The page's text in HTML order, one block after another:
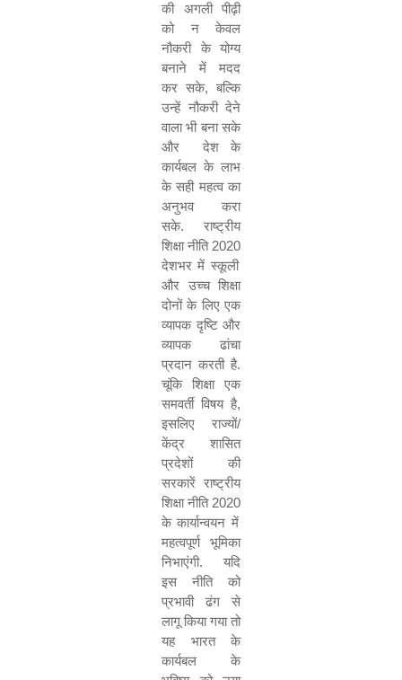
की अगली पीढ़ी
को न केवल
नौकरी के योग्य
बनाने में मदद
कर सके, बल्कि
उन्हें नौकरी देने
वाला भी बना सके
और
देश के
कार्यबल के लाभ
के सही महत्व का
अनुभव करा
सके. राष्ट्रीय
शिक्षा नीति 2020
देशभर में स्कूली
और उच्च शिक्षा
दोनों के लिए एक
व्यापक दृष्टि और
व्यापक ढांचा
प्रदान करती है.
चूंकि शिक्षा एक
समवर्ती विषय है,
इसलिए राज्यों/
केंद्र शासित
प्रदेशों की
सरकारें राष्ट्रीय
शिक्षा नीति 2020
के कार्यान्वयन में
महत्वपूर्ण भूमिका
निभाएंगी. यदि
इस नीति को
प्रभावी ढंग से
लागू किया गया तो
यह भारत के
कार्यबल के